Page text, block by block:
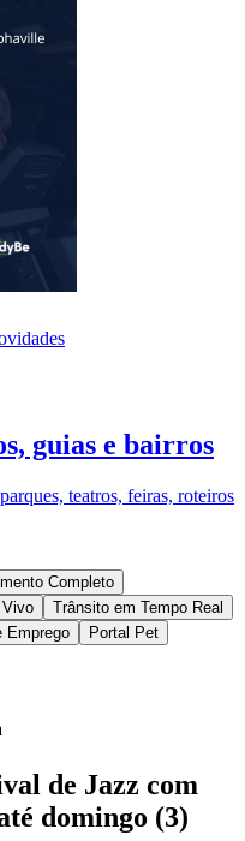
guias e bairros
teatros, feiras, roteiros
Completo
Vivo
Trânsito em Tempo Real
Emprego
Portal Pet
de Jazz com
domingo (3)